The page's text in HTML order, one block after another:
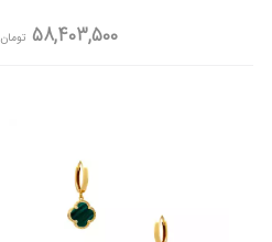
58,403,500 تومان